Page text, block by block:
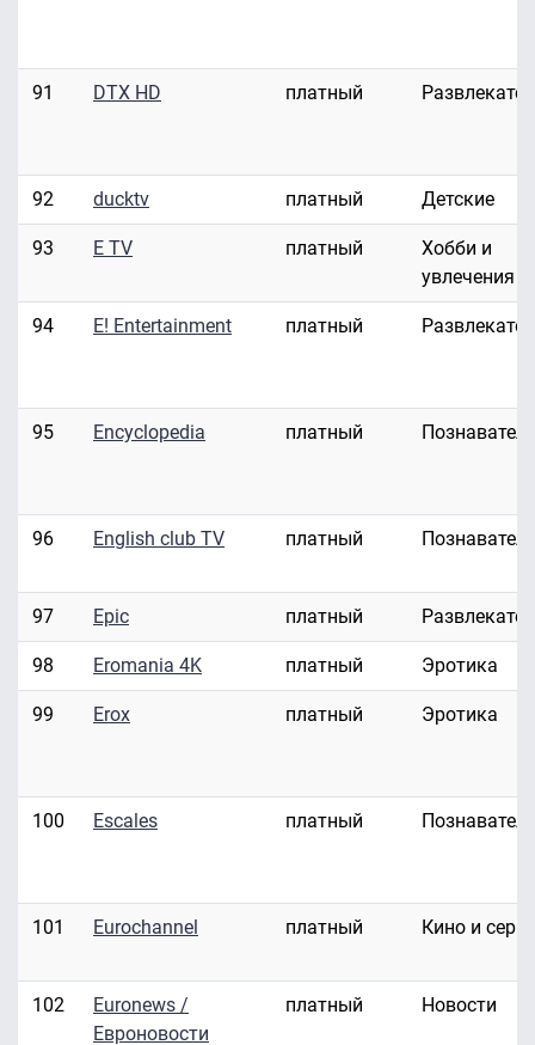
91 DTX HD платный
92 ducktv платный Детские
93 E TV платный
Хобби и
увлечения
94 E! Entertainment платный
95 Encyclopedia платный
96 English club TV платный
97 Epic платный
98 Eromania 4K платный Эротика
99 Erox платный Эротика
100 Escales платный
101 Eurochannel платный Кино и
102
Euronews /
Евроновости
платный Новости